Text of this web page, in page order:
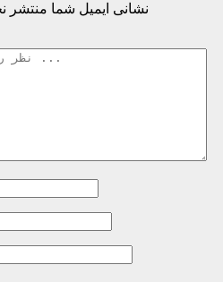
نشانی ایمیل شما منتشر